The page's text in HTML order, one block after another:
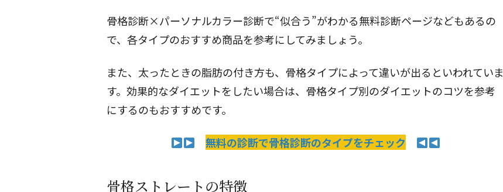
骨格診断×パーソナルカラー診断で“似合う”がわかる無料診断ページなどもあるの
で、各タイプのおすすめ商品を参考にしてみましょう。
また、太ったときの脂肪の付き方も、骨格タイプによって違いが出るといわれていま
す。効果的なダイエットをしたい場合は、 骨格タイプ別のダイエットのコツを参考
にするのもおすすめです。
無料の診断で骨格診断のタイプをチェック
骨格ストレートの特徴